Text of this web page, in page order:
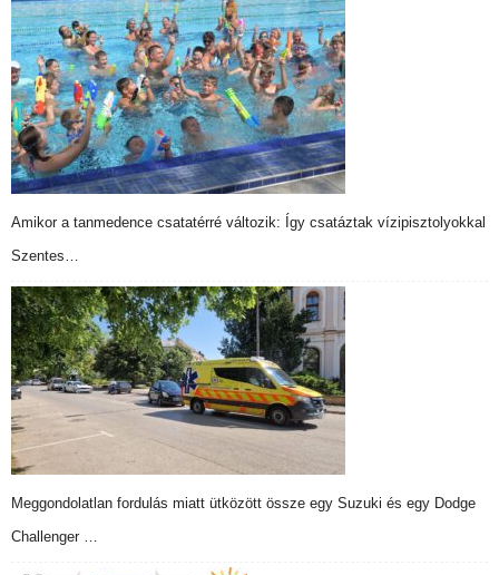
Amikor a tanmedence csatatérré változik: Így csatáztak vízipisztolyokkal
Szentes…
Meggondolatlan fordulás miatt ütközött össze egy Suzuki és egy Dodge
Challenger …